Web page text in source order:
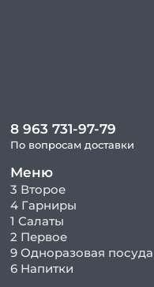
8 963 731-97-79
По вопросам доставки
Меню
3 Второе
4 Гарниры
1 Салаты
2 Первое
9 Одноразовая посуда
6 Напитки